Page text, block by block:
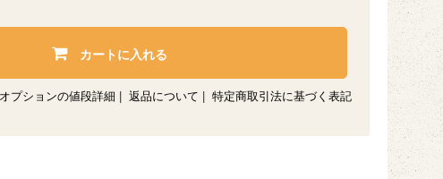
カートに入れる
オプションの値段詳細 | 返品について | 特定商取引法に基づく表記